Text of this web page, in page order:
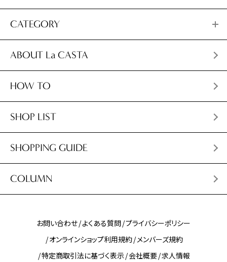
CATEGORY
ABOUT La CASTA
HOW TO
SHOP LIST
SHOPPING GUIDE
COLUMN
お問い合わせ よくある質問 プライバシーポリシー
オンラインショップ利用規約 メンバーズ規約
特定商取引法に基づく表示 会社概要 求人情報